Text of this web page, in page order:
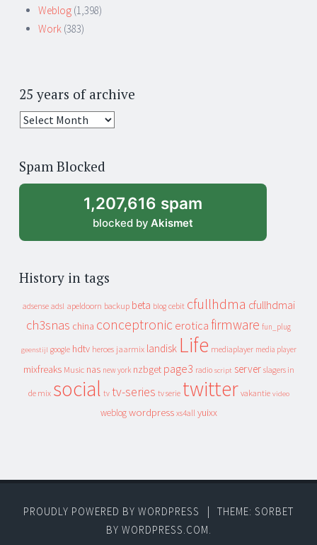
Weblog (1,398)
Work (383)
25 years of archive
25
archive
Spam Blocked
1,207,616 spam
blocked by Akismet
History in tags
adsense adsl apeldoorn backup beta blog cebit cfullhdma cfullhdmai
ch3snas china conceptronic erotica firmware fun_plug
geenstijl google hdtv heroes jaarmix landisk Life mediaplayer media player
mixfreaks Music nas new york nzbget page3 radio script server slagers in
de mix social tv tv-series tv serie twitter vakantie video
weblog wordpress xs4all yuixx
PROUDLY POWERED BY WORDPRESS
THEME: SORBET
BY WORDPRESS.COM.